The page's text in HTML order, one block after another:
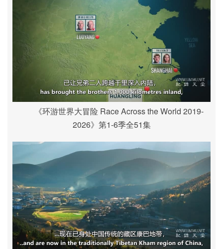
《环游世界大冒险 Race Across the World 2019-
2026》第1-6季全51集